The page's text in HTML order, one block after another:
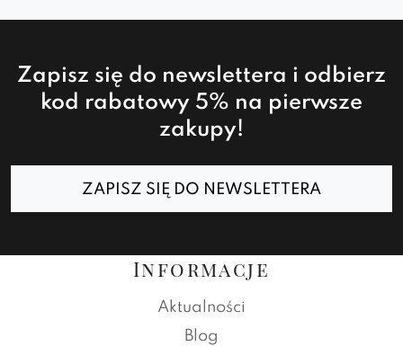
Zapisz się do newslettera i odbierz
kod rabatowy 5% na pierwsze
zakupy!
ZAPISZ SIĘ DO NEWSLETTERA
Informacje
Aktualności
Blog